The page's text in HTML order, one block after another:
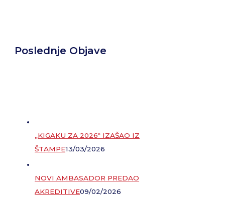
Poslednje Objave
„KIGAKU ZA 2026“ IZAŠAO IZ
ŠTAMPE13/03/2026
NOVI AMBASADOR PREDAO
AKREDITIVE09/02/2026